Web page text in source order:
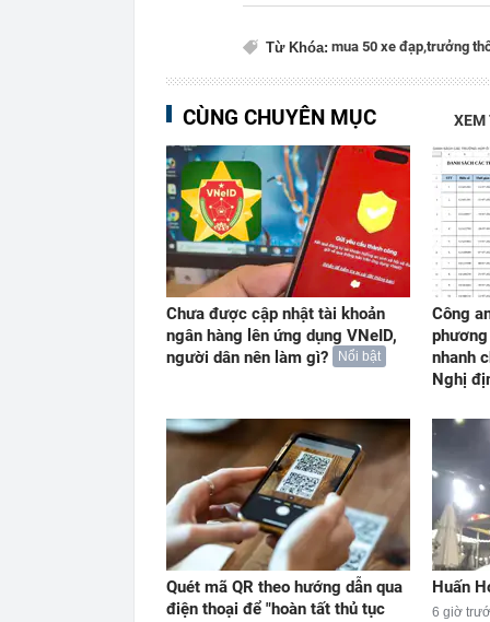
Từ Khóa: mua 50 xe đạp,trưởng
CÙNG CHUYÊN MỤC XEM
Chưa được cập nhật tài khoản
ngân hàng lên ứng dụng VNeID,
người dân nên làm gì?
Nổi bật
Công
nhanh
Nghị
Quét mã QR theo hướng dẫn qua
điện thoại để "hoàn tất thủ tục
Huấn
6 giờ